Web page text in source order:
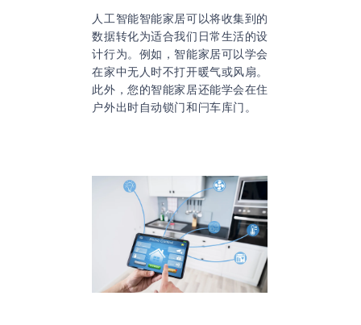
人工智能智能家居可以将收集到的
数据转化为适合我们日常生活的设
计行为。例如，智能家居可以学会
在家中无人时不打开暖气或风扇。
此外，您的智能家居还能学会在住
户外出时自动锁门和闩车库门。